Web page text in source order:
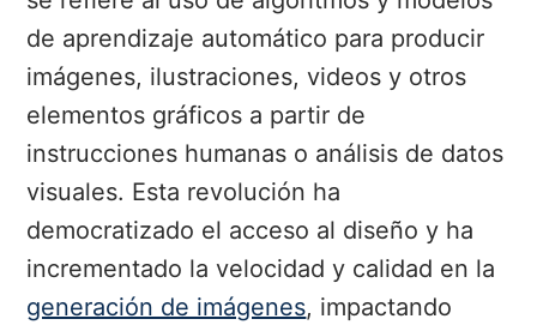
de aprendizaje automático para producir
imágenes, ilustraciones, videos y otros
elementos gráficos a partir de
instrucciones humanas o análisis de datos
visuales. Esta revolución ha
democratizado el acceso al diseño y ha
incrementado la velocidad y calidad en la
generación de imágenes, impactando